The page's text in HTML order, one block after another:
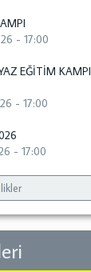
- 17:00
EĞİTİM KAMPI
- 17:00
- 17:00